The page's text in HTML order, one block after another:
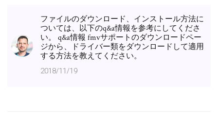
ファイルのダウンロード、インストール方法に
ついては、以下のq&a情報を参考にしてくださ
い。 q&a情報 fmvサポートのダウンロードペー
ジから、ドライバー類をダウンロードして適用
する方法を教えてください。
2018/11/19